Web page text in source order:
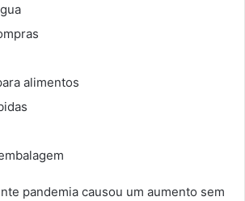
alimentos
pandemia causou um aumento sem